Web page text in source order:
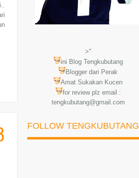
>"
ini Blog Tengkubutang
Blogger dari Perak
Amat Sukakan Kucen
for review plz email :
tengkubutang@gmail.com
FOLLOW TENGKUBUTANG